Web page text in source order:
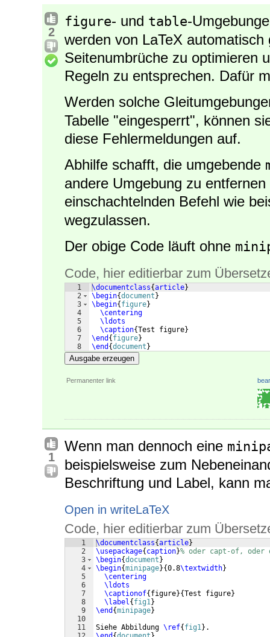
2
figure- und table-
werden von LaTeX
Seitenumbrüche zu optimieren
Regeln zu entsprechen. Dafür
Werden solche
Tabelle "eingesperrt", können
diese Fehlermeldungen auf.
Abhilfe schafft, die umgebende
andere Umgebung zu
einschachtelnden Befehl wie
wegzulassen.
Der obige Code läuft ohne
Code, hier editierbar zum
1
2
3
4
5
6
7
8
\documentclass{article}
\begin{document }
\begin{ figure}
\centering
\ldots
\caption{Test figure}
\end { figure}
\end {document }
Ausgabe erzeugen
Permanenter link
1
Wenn man dennoch eine
beispielsweise zum
Beschriftung und Label, kann
Open in writeLaTeX
Code, hier editierbar zum
1
2
3
4
5
6
7
8
9
10
11
\documentclass{article}
\usepackage{ caption}% oder capt-of, oder
\begin{document }
\begin{minipage}{0.8\textwidth}
\centering
\ldots
\captionof{ figure}{Test figure}
\label{ fig1}
\end {minipage}
Siehe Abbildung \ref{ fig1} .